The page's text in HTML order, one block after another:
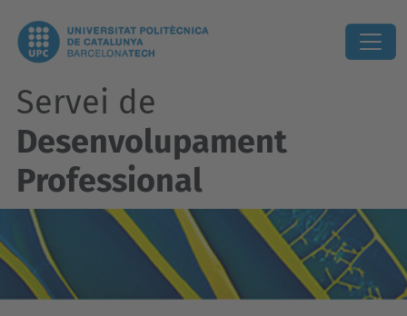
Servei de
Desenvolupament
Professional